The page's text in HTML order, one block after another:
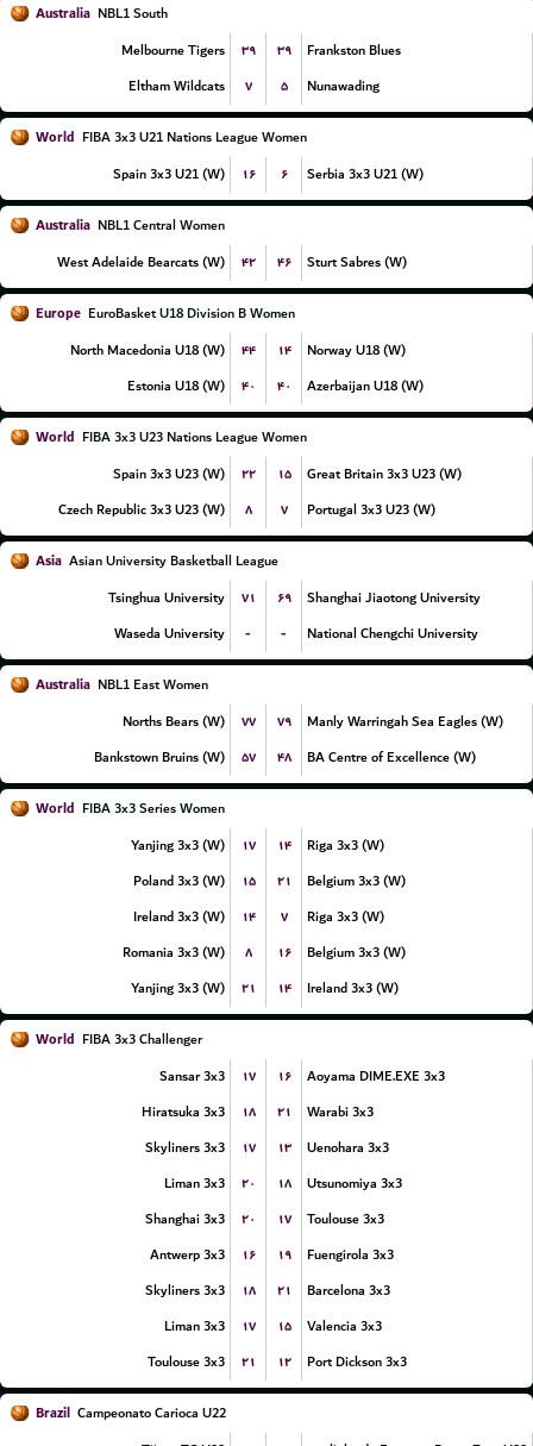
Australia NBL1 South
Melbourne Tigers
۳۹ ۳۹
Frankston Blues
Eltham Wildcats
۷ ۵ Nunawading
World FIBA 3x3 U21 Nations League Women
Spain 3x3 U21 (W)
۱۶ ۶ Serbia 3x3 U21 (W)
Australia NBL1 Central Women
West Adelaide Bearcats (W)
۴۲ ۴۶ Sturt Sabres (W)
Europe EuroBasket U18 Division B Women
North Macedonia U18 (W)
۴۴ ۱۴
Norway U18 (W)
Estonia U18 (W)
۴۰ ۴۰ Azerbaijan U18 (W)
World FIBA 3x3 U23 Nations League Women
Spain 3x3 U23 (W)
۲۲ ۱۵
Great Britain 3x3 U23 (W)
Czech Republic 3x3 U23 (W)
۸ ۷ Portugal 3x3 U23 (W)
Asia Asian University Basketball League
Tsinghua University
۷۱ ۶۹
Shanghai Jiaotong University
Waseda University
- - National Chengchi University
Australia NBL1 East Women
Norths Bears (W)
۷۷ ۷۹
Manly Warringah Sea Eagles (W)
Bankstown Bruins (W)
۵۷ ۴۸ BA Centre of Excellence (W)
World FIBA 3x3 Series Women
Yanjing 3x3 (W)
۱۷ ۱۴
Riga 3x3 (W)
Poland 3x3 (W)
۱۵ ۲۱
Belgium 3x3 (W)
Ireland 3x3 (W)
۱۴ ۷
Riga 3x3 (W)
Romania 3x3 (W)
۸ ۱۶
Belgium 3x3 (W)
Yanjing 3x3 (W)
۲۱ ۱۴ Ireland 3x3 (W)
World FIBA 3x3 Challenger
Sansar 3x3
۱۷ ۱۶
Aoyama DIME.EXE 3x3
Hiratsuka 3x3
۱۸ ۲۱
Warabi 3x3
Skyliners 3x3
۱۷ ۱۳
Uenohara 3x3
Liman 3x3
۲۰ ۱۸
Utsunomiya 3x3
Shanghai 3x3
۲۰ ۱۷
Toulouse 3x3
Antwerp 3x3
۱۶ ۱۹
Fuengirola 3x3
Skyliners 3x3
۱۸ ۲۱
Barcelona 3x3
Liman 3x3
۱۷ ۱۵
Valencia 3x3
Toulouse 3x3
۲۱ ۱۲ Port Dickson 3x3
Brazil Campeonato Carioca U22